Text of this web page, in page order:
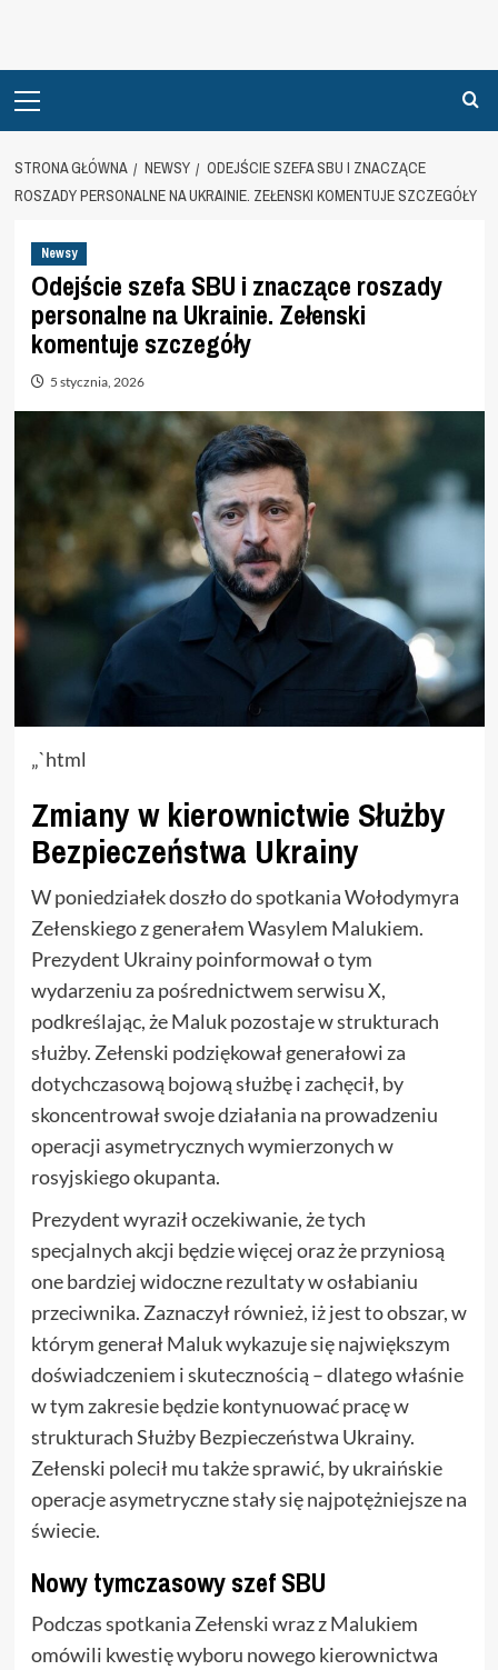
Menu
STRONA GŁÓWNA NEWSY
ODEJŚCIE SZEFA SBU I ZNACZĄCE
ROSZADY PERSONALNE NA UKRAINIE. ZEŁENSKI KOMENTUJE SZCZEGÓŁY
Newsy
Odejście szefa SBU i znaczące roszady
personalne na Ukrainie. Zełenski
komentuje szczegóły
5 stycznia, 2026
„`html
Zmiany w kierownictwie Służby
Bezpieczeństwa Ukrainy
W poniedziałek doszło do spotkania Wołodymyra
Zełenskiego z generałem Wasylem Malukiem.
Prezydent Ukrainy poinformował o tym
wydarzeniu za pośrednictwem serwisu X,
podkreślając, że Maluk pozostaje w strukturach
służby. Zełenski podziękował generałowi za
dotychczasową bojową służbę i zachęcił, by
skoncentrował swoje działania na prowadzeniu
operacji asymetrycznych wymierzonych w
rosyjskiego okupanta.
Prezydent wyraził oczekiwanie, że tych
specjalnych akcji będzie więcej oraz że przyniosą
one bardziej widoczne rezultaty w osłabianiu
przeciwnika. Zaznaczył również, iż jest to obszar, w
którym generał Maluk wykazuje się największym
doświadczeniem i skutecznością – dlatego właśnie
w tym zakresie będzie kontynuować pracę w
strukturach Służby Bezpieczeństwa Ukrainy.
Zełenski polecił mu także sprawić, by ukraińskie
operacje asymetryczne stały się najpotężniejsze na
świecie.
Nowy tymczasowy szef SBU
Podczas spotkania Zełenski wraz z Malukiem
omówili kwestię wyboru nowego kierownictwa